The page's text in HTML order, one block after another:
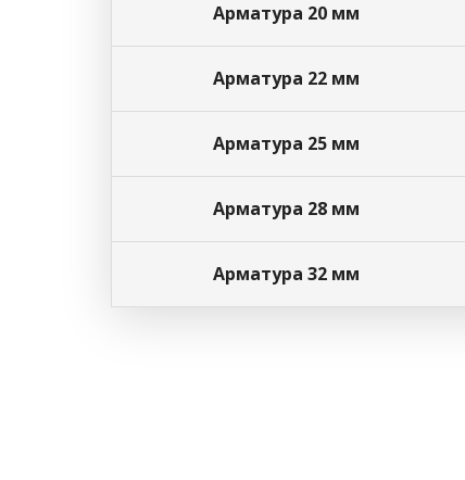
Арматура 20 мм
Арматура 22 мм
Арматура 25 мм
Арматура 28 мм
Арматура 32 мм